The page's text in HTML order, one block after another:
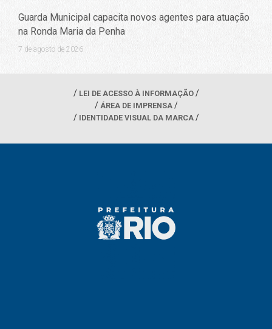
Guarda Municipal capacita novos agentes para atuação
na Ronda Maria da Penha
7 de agosto de 2026
LEI DE ACESSO À INFORMAÇÃO
ÁREA DE IMPRENSA
IDENTIDADE VISUAL DA MARCA